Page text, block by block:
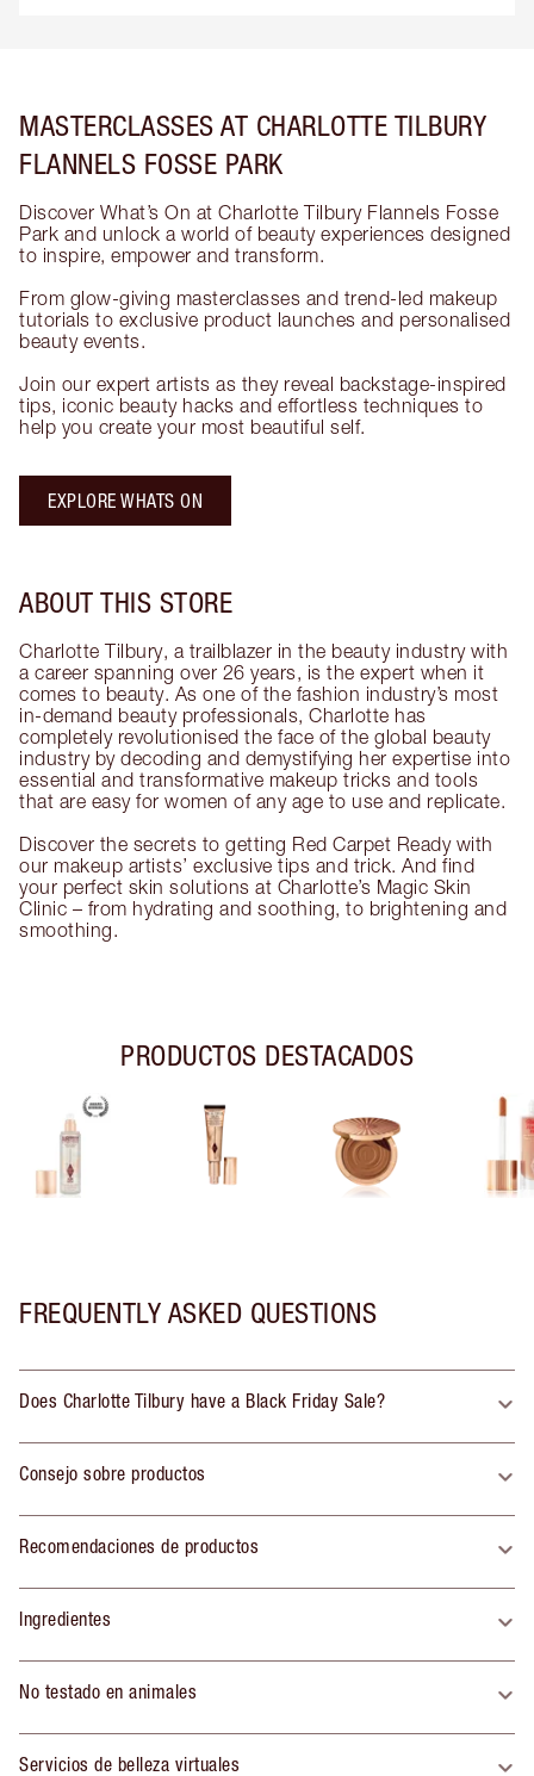
MASTERCLASSES AT CHARLOTTE TILBURY
FLANNELS FOSSE PARK
Discover What’s On at Charlotte Tilbury Flannels Fosse
Park and unlock a world of beauty experiences designed
to inspire, empower and transform.
From glow-giving masterclasses and trend-led makeup
tutorials to exclusive product launches and personalised
beauty events.
Join our expert artists as they reveal backstage-inspired
tips, iconic beauty hacks and effortless techniques to
help you create your most beautiful self.
EXPLORE WHATS ON
ABOUT THIS STORE
Charlotte Tilbury, a trailblazer in the beauty industry with
a career spanning over 26 years, is the expert when it
comes to beauty. As one of the fashion industry’s most
in-demand beauty professionals, Charlotte has
completely revolutionised the face of the global beauty
industry by decoding and demystifying her expertise into
essential and transformative makeup tricks and tools
that are easy for women of any age to use and replicate.
Discover the secrets to getting Red Carpet Ready with
our makeup artists’ exclusive tips and trick. And find
your perfect skin solutions at Charlotte’s Magic Skin
Clinic – from hydrating and soothing, to brightening and
smoothing.
PRODUCTOS DESTACADOS
FREQUENTLY ASKED QUESTIONS
Does Charlotte Tilbury have a Black Friday Sale?
Consejo sobre productos
Recomendaciones de productos
Ingredientes
No testado en animales
Servicios de belleza virtuales